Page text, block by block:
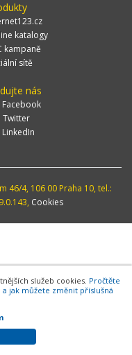
katalogy
kampaně
sítě
nás
Facebook
Twitter
LinkedIn
46/4, 106 00 Praha 10, tel.:
Cookies
služeb cookies. Pročtěte
jak můžete změnit příslušná